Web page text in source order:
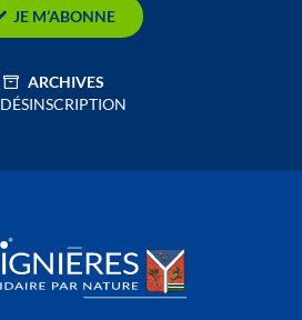
JE M’ABONNE
ARCHIVES
DÉSINSCRIPTION